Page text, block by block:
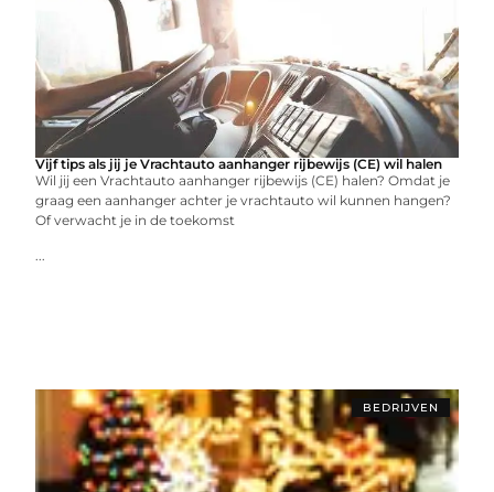
Vijf tips als jij je Vrachtauto aanhanger rijbewijs (CE) wil halen
Wil jij een Vrachtauto aanhanger rijbewijs (CE) halen? Omdat je
graag een aanhanger achter je vrachtauto wil kunnen hangen?
Of verwacht je in de toekomst
...
BEDRIJVEN